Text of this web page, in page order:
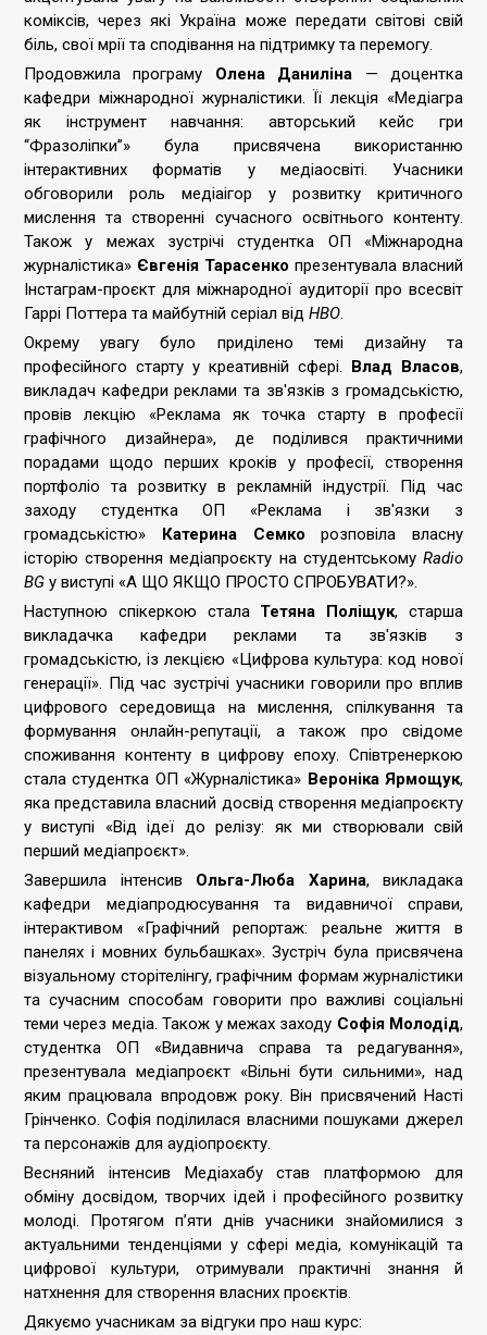
коміксів, через які Україна може передати світові свій
біль, свої мрії та сподівання на підтримку та перемогу.
Продовжила програму Олена Даниліна — доцентка
кафедри міжнародної журналістики. Її лекція «Медіагра
як інструмент навчання: авторський кейс гри
“Фразоліпки”» була присвячена використанню
інтерактивних форматів у медіаосвіті. Учасники
обговорили роль медіаігор у розвитку критичного
мислення та створенні сучасного освітнього контенту.
Також у межах зустрічі студентка ОП «Міжнародна
журналістика» Євгенія Тарасенко презентувала власний
Інстаграм-проєкт для міжнародної аудиторії про всесвіт
Гаррі Поттера та майбутній серіал від HBO.
Окрему увагу було приділено темі дизайну та
професійного старту у креативній сфері. Влад Власов,
викладач кафедри реклами та зв'язків з громадськістю,
провів лекцію «Реклама як точка старту в професії
графічного дизайнера», де поділився практичними
порадами щодо перших кроків у професії, створення
портфоліо та розвитку в рекламній індустрії. Під час
заходу студентка ОП «Реклама і зв'язки з
громадськістю» Катерина Семко розповіла власну
історію створення медіапроєкту на студентському Radio
BG у виступі «А ЩО ЯКЩО ПРОСТО СПРОБУВАТИ?».
Наступною спікеркою стала Тетяна Поліщук, старша
викладачка кафедри реклами та зв'язків з
громадськістю, із лекцією «Цифрова культура: код нової
генерації». Під час зустрічі учасники говорили про вплив
цифрового середовища на мислення, спілкування та
формування онлайн-репутації, а також про свідоме
споживання контенту в цифрову епоху. Співтренеркою
стала студентка ОП «Журналістика» Вероніка Ярмощук,
яка представила власний досвід створення медіапроєкту
у виступі «Від ідеї до релізу: як ми створювали свій
перший медіапроєкт».
Завершила інтенсив Ольга-Люба Харина, викладака
кафедри медіапродюсування та видавничої справи,
інтерактивом «Графічний репортаж: реальне життя в
панелях і мовних бульбашках». Зустріч була присвячена
візуальному сторітелінгу, графічним формам журналістики
та сучасним способам говорити про важливі соціальні
теми через медіа. Також у межах заходу Софія Молодід,
студентка ОП «Видавнича справа та редагування»,
презентувала медіапроєкт «Вільні бути сильними», над
яким працювала впродовж року. Він присвячений Насті
Грінченко. Софія поділилася власними пошуками джерел
та персонажів для аудіопроєкту.
Весняний інтенсив Медіахабу став платформою для
обміну досвідом, творчих ідей і професійного розвитку
молоді. Протягом п’яти днів учасники знайомилися з
актуальними тенденціями у сфері медіа, комунікацій та
цифрової культури, отримували практичні знання й
натхнення для створення власних проєктів.
Дякуємо учасникам за відгуки про наш курс: